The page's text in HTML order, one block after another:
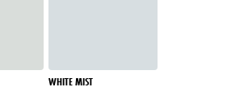
WHITE MIST